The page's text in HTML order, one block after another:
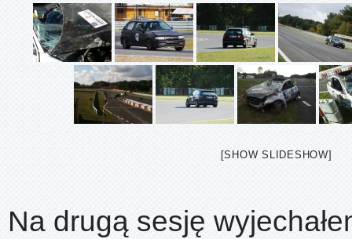
[SHOW SLIDESHOW]
Na drugą sesję